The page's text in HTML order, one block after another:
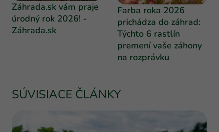
Záhrada.sk vám praje
úrodný rok 2026! -
Záhrada.sk
Farba roka 2026
prichádza do záhrad:
Týchto 6 rastlín
premení vaše záhony
na rozprávku
SÚVISIACE ČLÁNKY